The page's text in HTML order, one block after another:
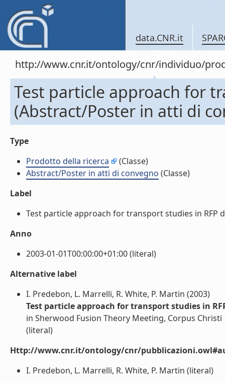
data.CNR.it
http://www.cnr.it/ontology/cnr/individuo/
Test particle approach for
(Abstract/Poster in atti di
Type
Prodotto della ricerca
(Classe)
Abstract/Poster in atti di convegno (Classe)
Label
Test particle approach for transport studies in RFP
Anno
2003-01-01T00:00:00+01:00 (literal)
Alternative label
I. Predebon, L. Marrelli, R. White, P. Martin (2003)
Test particle approach for transport studies in
in Sherwood Fusion Theory Meeting, Corpus Christi
(literal)
Http://www.cnr.it/ontology/cnr/
I. Predebon, L. Marrelli, R. White, P. Martin (literal)